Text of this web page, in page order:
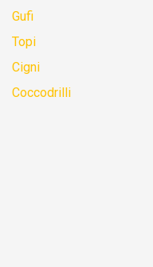
Gufi
Topi
Cigni
Coccodrilli